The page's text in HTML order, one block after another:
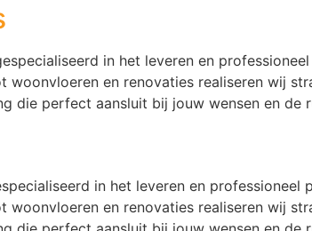
in het leveren en
woonvloeren en renovaties realiseren wij
die perfect aansluit bij jouw wensen en de
in het leveren en
woonvloeren en renovaties realiseren wij